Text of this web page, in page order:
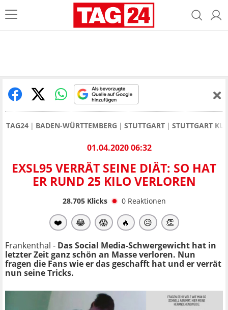
TAG24 BADEN-WÜRTTEMBERG STUTTGART STUTTGART
01.04.2020 06:32
EXSL95 VERRÄT SEINE DIÄT: SO HAT
ER RUND 25 KILO VERLOREN
28.705Klicks 0 Reaktionen
❤️ 😂 😱 🔥 😥 👏
Frankenthal - Das Social Media-Schwergewicht hat in
letzter Zeit ganz schön an Masse verloren. Nun
fragen die Fans wie er das geschafft hat und er verrät
nun seine Tricks.